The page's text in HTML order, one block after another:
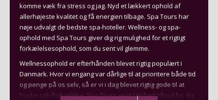
komme væk fra stress og jag. Nyd et lækkert ophold af
allerhøjeste kvalitet og få energien tilbage. Spa Tours har
nøje udvalgt de bedste spa-hoteller. Wellness- og spa-
ophold med Spa Tours giver dig rig mulighed for et rigtigt
forkælelsesophold, som du sent vil glemme.
Wellnessophold er efterhånden blevet rigtig populært i
Danmark. Hvor vi engang var dårlige til at prioritere både tid
og penge på os selv, så er vi i dag blevet rigtig gode til at
huske selvforkælelse. Spa Tours er et lækkert tilbud for dig,